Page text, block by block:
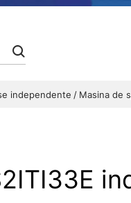
independente Masina de